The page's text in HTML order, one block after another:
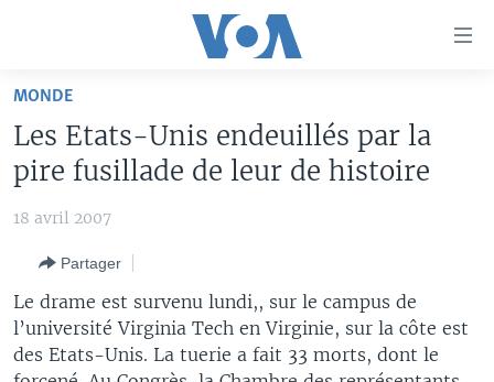
Retour
la
navigation
Retour
la
recherche
AFRIQUE
SPORT
WASHINGTON FORUM
CORRESPONDANT VOA
FOCUS SAHEL
À VOTRE AVIS
VOTRE SANTÉ VOTRE AVENIR
LE MONDE AU FÉMININ
BAMBARA
FULFULDE
LINGALA
Apprenez L'anglais
SUIVEZ-NOUS
MONDE
Les Etats-Unis endeuillés par la
pire fusillade de leur de histoire
18 avril 2007
Partager
Le drame est survenu lundi,, sur le campus de
l’université Virginia Tech en Virginie, sur la côte est
des Etats-Unis. La tuerie a fait 33 morts, dont le